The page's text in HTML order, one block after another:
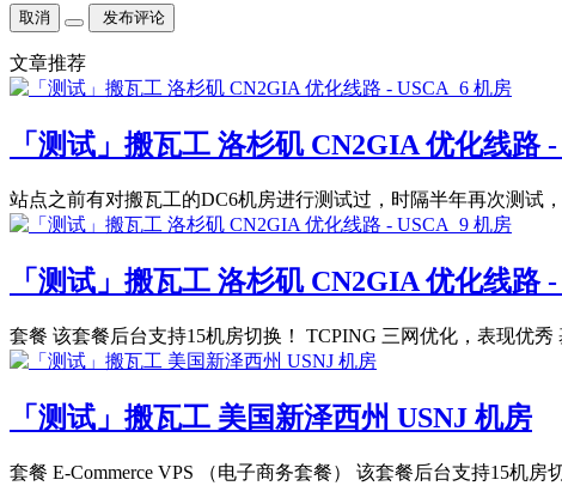
取消 发布评论
文章推荐
「测试」搬瓦工 洛杉矶 CN2GIA 优化线路
站点之前有对搬瓦工的DC6机房进行测试过，时隔半年再次测试
「测试」搬瓦工 洛杉矶 CN2GIA 优化线路
套餐 该套餐后台支持15机房切换！ TCPING 三网优化，表现优
「测试」搬瓦工 美国新泽西州 USNJ 机房
套餐 E-Commerce VPS （电子商务套餐） 该套餐后台支持15机房